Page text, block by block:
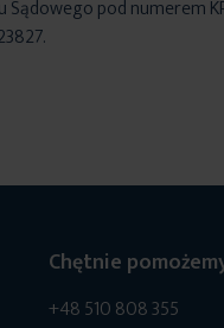
Sądowego pod numerem
Chętnie
+48 510 808 355